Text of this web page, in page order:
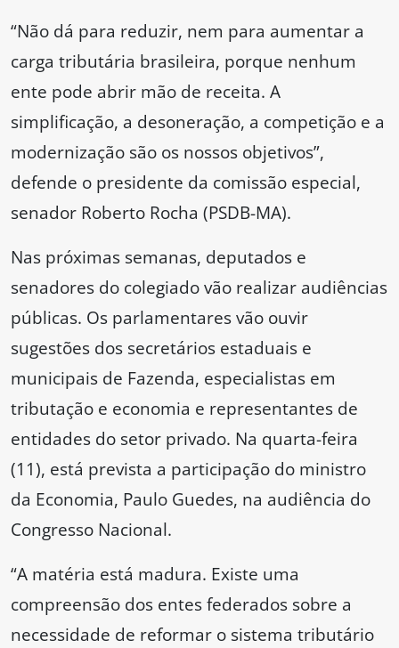
“Não dá para reduzir, nem para aumentar a
carga tributária brasileira, porque nenhum
ente pode abrir mão de receita. A
simplificação, a desoneração, a competição e a
modernização são os nossos objetivos”,
defende o presidente da comissão especial,
senador Roberto Rocha (PSDB-MA).
Nas próximas semanas, deputados e
senadores do colegiado vão realizar audiências
públicas. Os parlamentares vão ouvir
sugestões dos secretários estaduais e
municipais de Fazenda, especialistas em
tributação e economia e representantes de
entidades do setor privado. Na quarta-feira
(11), está prevista a participação do ministro
da Economia, Paulo Guedes, na audiência do
Congresso Nacional.
“A matéria está madura. Existe uma
compreensão dos entes federados sobre a
necessidade de reformar o sistema tributário